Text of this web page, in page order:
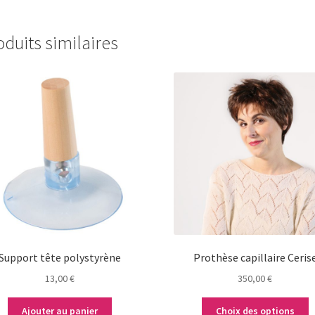
similaires
tête polystyrène
13,00€
Ajouter au panier
Prothèse capillaire
350,00€
Choix des options
Ce
produit
a
plusieurs
variations.
Les
options
peuvent
être
choisies
sur
page
du
produit